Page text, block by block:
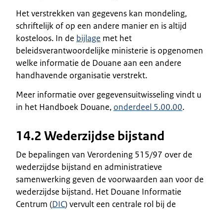
Het verstrekken van gegevens kan mondeling,
schriftelijk of op een andere manier en is altijd
kosteloos. In de bijlage met het
beleidsverantwoordelijke ministerie is opgenomen
welke informatie de Douane aan een andere
handhavende organisatie verstrekt.
Meer informatie over gegevensuitwisseling vindt u
in het Handboek Douane, onderdeel 5.00.00.
14.2 Wederzijdse bijstand
De bepalingen van Verordening 515/97 over de
wederzijdse bijstand en administratieve
samenwerking geven de voorwaarden aan voor de
wederzijdse bijstand. Het Douane Informatie
Centrum (DIC) vervult een centrale rol bij de